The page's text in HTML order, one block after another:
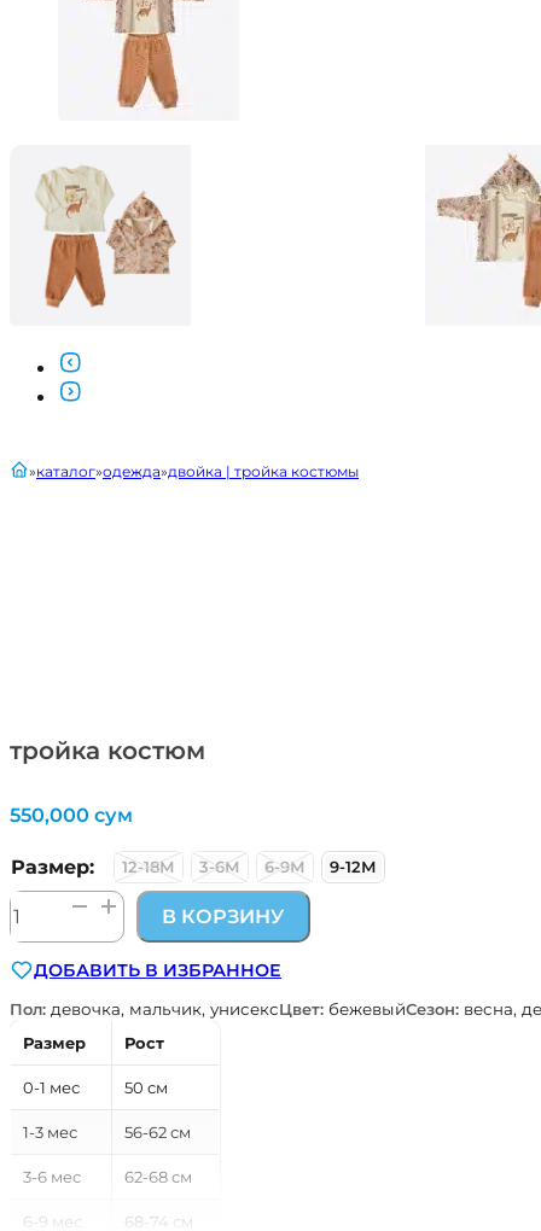
тройка костюм
главнаякаталог одежда двойка | тройка костюмы
550,000 сум
Размер: 12-18М 3-6М 6-9М 9-12М
Количество
товара
костюм
В КОРЗИНУ
ДОБАВИТЬ В ИЗБРАННОЕ
Пол: девочка, мальчик, унисексЦвет: бежевыйСезон: весна,
Размер
Рост
0-1 мес 50 см
1-3 мес 56-62 см
3-6 мес 62-68 см
6-9 мес 68-74 см